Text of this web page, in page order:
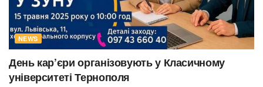
NEWS
День кар’єри організовують у Класичному
університеті Тернополя